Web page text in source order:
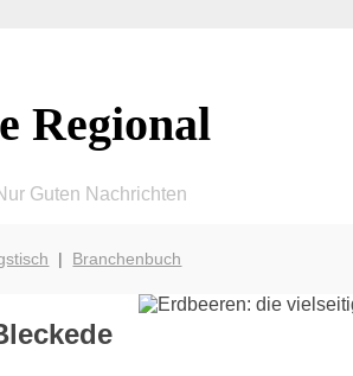
Regional
Guten Nachrichten
| Branchenbuch